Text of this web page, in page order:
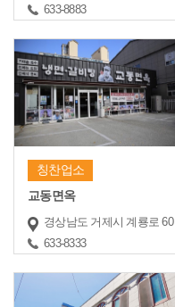
633-8883
칭찬업소
교동면옥
경상남도 거제시 계룡로 60
633-8333